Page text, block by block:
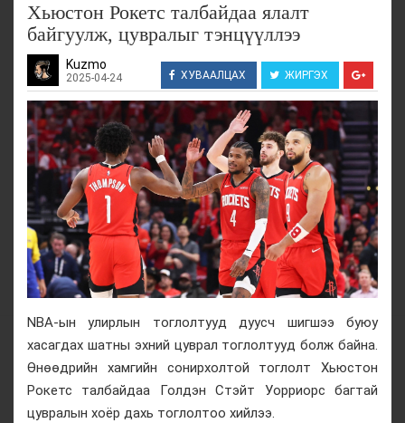
Хьюстон Рокетс талбайдаа ялалт
байгуулж, цувралыг тэнцүүллээ
Kuzmo
2025-04-24 ХУВААЛЦАХ ЖИРГЭХ
NBA-ын улирлын тоглолтууд дуусч шигшээ буюу
хасагдах шатны эхний цуврал тоглолтууд болж байна.
Өнөөдрийн хамгийн сонирхолтой тоглолт Хьюстон
Рокетс талбайдаа Голдэн Стэйт Уорриорс багтай
цувралын хоёр дахь тоглолтоо хийлээ.